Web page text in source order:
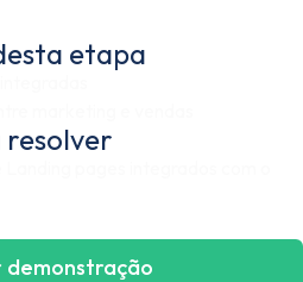
etapa
resolver
demonstração